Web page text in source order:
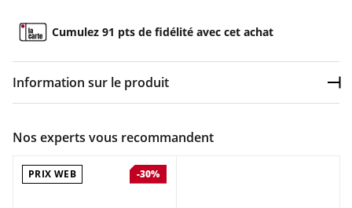
Cumulez 91 pts de fidélité avec cet achat
Information sur le produit
EVA (ou similaire)
Nos experts vous recommandent
PRIX WEB -30%